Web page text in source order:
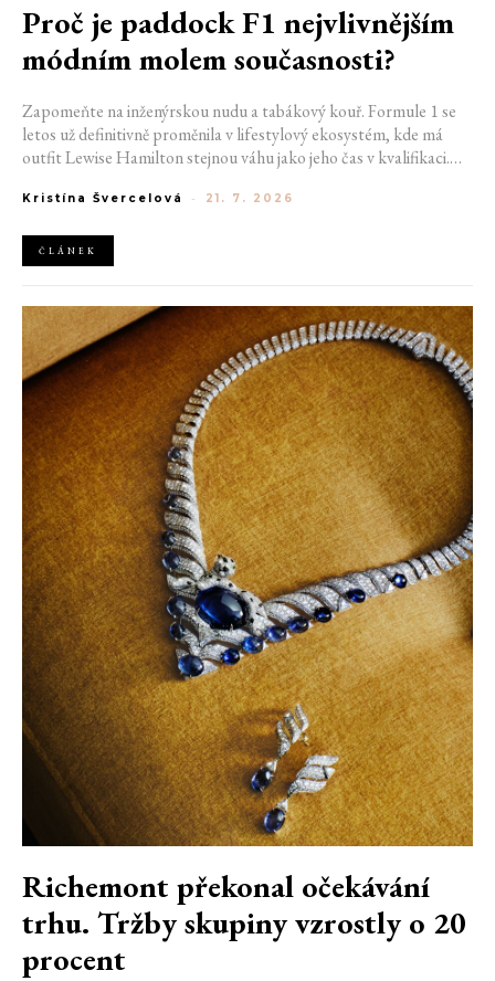
Proč je paddock F1 nejvlivnějším
módním molem současnosti?
Zapomeňte na inženýrskou nudu a tabákový kouř. Formule 1 se
letos už definitivně proměnila v lifestylový ekosystém, kde má
outfit Lewise Hamilton stejnou váhu jako jeho čas v kvalifikaci.
nové generace influencerů a fenoménu manželek a partnerek
ale příslušnost k nejrychlejší fashion komunitě světa. Jak se z
"Racing Core" stala uniforma ulice a proč nás drama v paddocku
Kristína Švercelová - 21. 7. 2026
ČLÁNEK
Richemont překonal očekávání
trhu. Tržby skupiny vzrostly o 20
procent